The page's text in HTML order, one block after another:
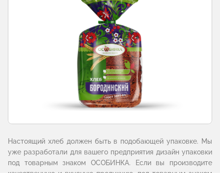
Настоящий хлеб должен быть в подобающей упаковке. Мы
уже разработали для вашего предприятия дизайн упаковки
под товарным знаком ОСОБИНКА. Если вы производите